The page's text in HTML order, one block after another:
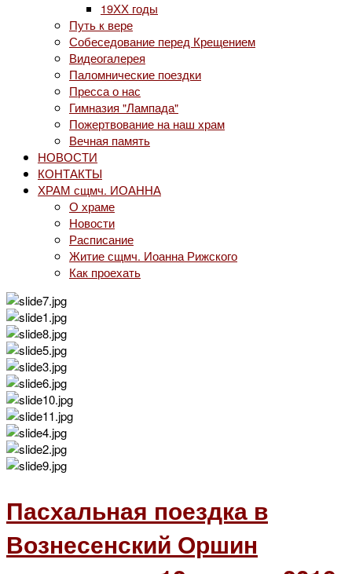
19ХХ годы
Путь к вере
Собеседование перед Крещением
Видеогалерея
Паломнические поездки
Пресса о нас
Гимназия "Лампада"
Пожертвование на наш храм
Вечная память
НОВОСТИ
КОНТАКТЫ
ХРАМ сщмч. ИОАННА
О храме
Новости
Расписание
Житие сщмч. Иоанна Рижского
Как проехать
Пасхальная поездка в
Вознесенский Оршин